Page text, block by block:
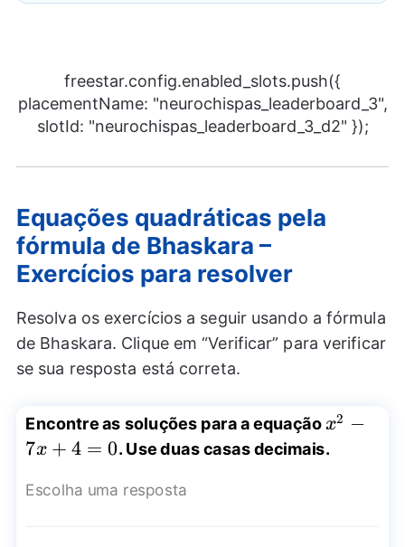
freestar.config.enabled_slots.push({
placementName: "neurochispas_leaderboard_3",
slotId: "neurochispas_leaderboard_3_d2" });
Equações quadráticas pela
fórmula de Bhaskara –
Exercícios para resolver
Resolva os exercícios a seguir usando a fórmula
de Bhaskara. Clique em “Verificar” para verificar
se sua resposta está correta.
Encontre as soluções para a equaçãox^2-
7x+4=0
x2 −
7x + 4 = 0. Use duas casas decimais.
Escolha uma resposta